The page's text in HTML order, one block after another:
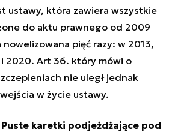
ustawy, która zawiera wszystkie
do aktu prawnego od 2009
nowelizowana pięć razy: w 2013,
i 2020. Art 36. który mówi o
nie uległ jednak
w życie ustawy.
Puste karetki podjeżdżające pod